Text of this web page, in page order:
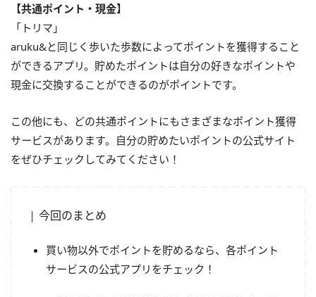
【共通ポイント・現金】
「トリマ」
aruku&と同じく歩いた歩数によってポイントを獲得すること
ができるアプリ。貯めたポイントは自分の好きなポイントや
現金に交換することができるのがポイントです。
この他にも、どの共通ポイントにもさまざまなポイント獲得
サービスがあります。自分の貯めたいポイントの公式サイト
をぜひチェックしてみてください！
今回のまとめ
買い物以外でポイントを貯めるなら、各ポイント
サービスの公式アプリをチェック！